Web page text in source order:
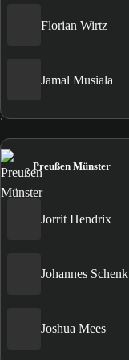
Florian Wirtz
Jamal Musiala
Preußen Münster
Jorrit Hendrix
Johannes Schenk
Joshua Mees